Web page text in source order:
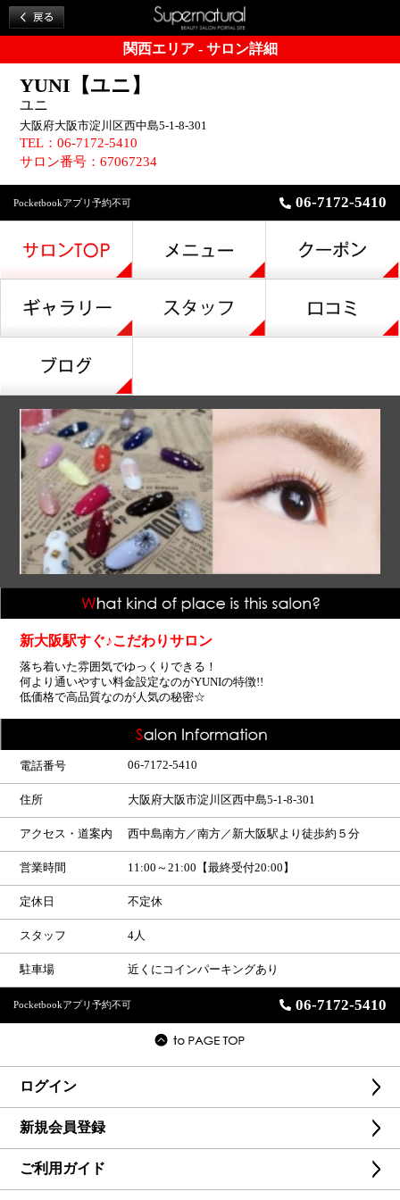
関西エリア - サロン詳細
YUNI【ユニ】
ユニ
大阪府大阪市淀川区西中島5-1-8-301
TEL：06-7172-5410
サロン番号：67067234
Pocketbookアプリ予約不可 06-7172-5410
新大阪駅すぐ♪こだわりサロン
落ち着いた雰囲気でゆっくりできる！
何より通いやすい料金設定なのがYUNIの特徴!!
低価格で高品質なのが人気の秘密☆
電話番号 06-7172-5410
住所 大阪府大阪市淀川区西中島5-1-8-301
アクセス・道案内 西中島南方／南方／新大阪駅より徒歩約５分
営業時間 11:00～21:00【最終受付20:00】
定休日 不定休
スタッフ 4人
駐車場 近くにコインパーキングあり
Pocketbookアプリ予約不可 06-7172-5410
ログイン
新規会員登録
ご利用ガイド